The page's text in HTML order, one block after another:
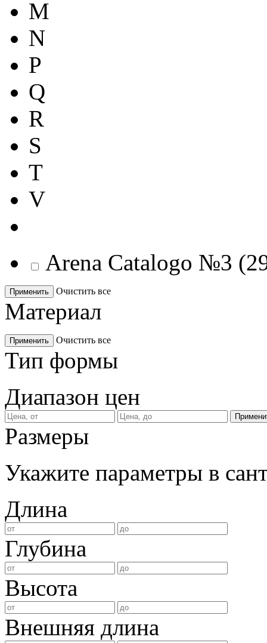
M
N
P
Q
R
S
T
V
Arena Catalogo №3 (
Применить Очистить все
Материал
Применить Очистить все
Тип формы
Диапазон цен
Размеры
Укажите параметры в
Длина
Глубина
Высота
Внешняя длина